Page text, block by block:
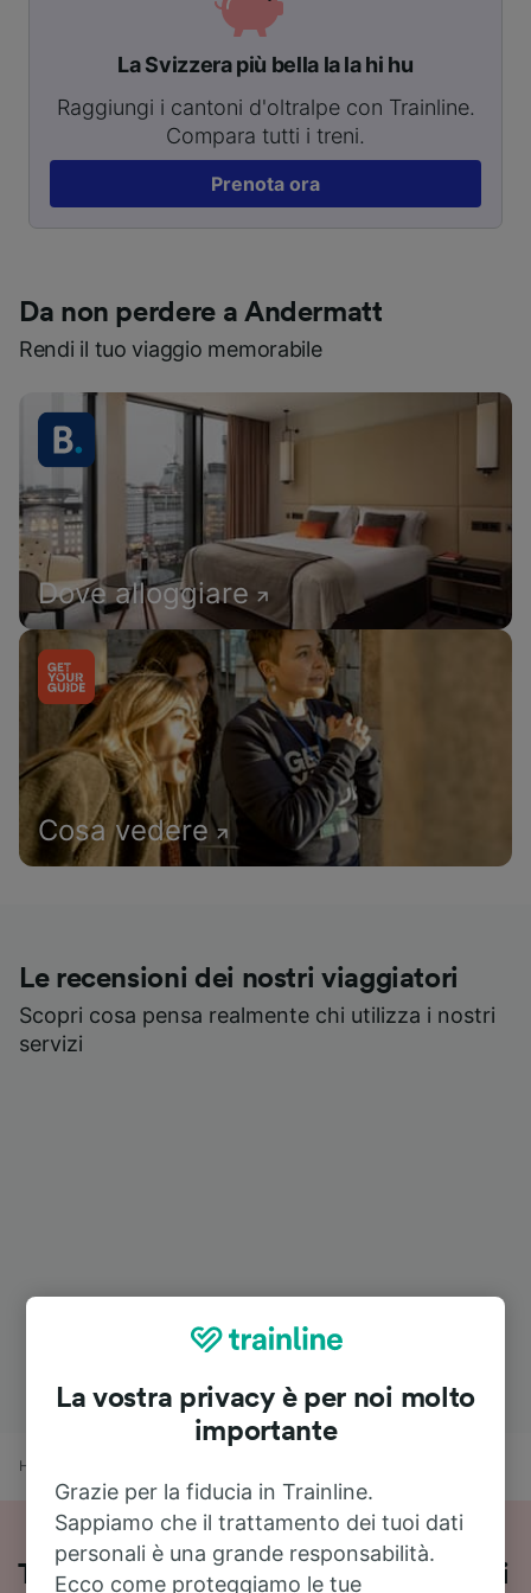
La Svizzera più bella la la hi hu
Raggiungi i cantoni d'oltralpe con Trainline.
Compara tutti i treni.
Prenota ora
Da non perdere a Andermatt
Rendi il tuo viaggio memorabile
Dove alloggiare
Cosa vedere
Le recensioni dei nostri viaggiatori
Scopri cosa pensa realmente chi utilizza i nostri
servizi
Home
Treni Milano - Andermatt: orari, prezzi
La vostra privacy è per noi molto
importante
Grazie per la fiducia in Trainline.
Sappiamo che il trattamento dei tuoi dati
personali è una grande responsabilità.
Ecco come proteggiamo le tue